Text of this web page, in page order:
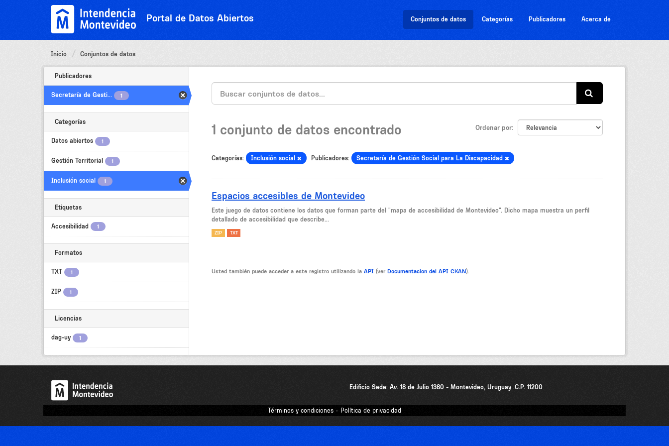
Portal de Datos Abiertos Conjuntos de datos Categorías Publicadores Acerca de
Inicio Conjuntos de datos
Publicadores
Secretaría de Gesti... 1
Categorías
Datos abiertos 1
Gestión Territorial 1
Inclusión social 1
Etiquetas
Accesibilidad 1
Formatos
TXT 1
ZIP 1
Licencias
dag-uy 1
Ordenar por
1 conjunto de datos encontrado
Categorías: Inclusión social Publicadores: Secretaría de Gestión Social para La Discapacidad
Espacios accesibles de Montevideo
Este juego de datos contiene los datos que forman parte del "mapa de accesibilidad de Montevideo". Dicho mapa muestra un perfil
detallado de accesibilidad que describe...
ZIP TXT
Usted también puede acceder a este registro utilizando la API (ver Documentacion del API CKAN).
Edificio Sede: Av. 18 de Julio 1360 - Montevideo, Uruguay .C.P. 11200
Términos y condiciones - Política de privacidad